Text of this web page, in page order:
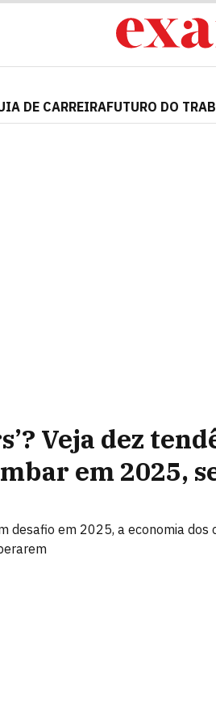
DE CARREIRAFUTURO DO
Veja dez
em 2025,
desafio em 2025, a economia dos